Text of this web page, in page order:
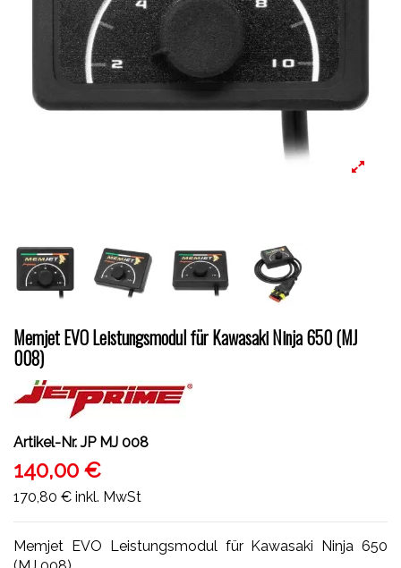
Memjet EVO Leistungsmodul für Kawasaki Ninja 650 (MJ
008)
Artikel-Nr. JP MJ 008
140,00 €
170,80 € inkl. MwSt
Memjet EVO Leistungsmodul für Kawasaki Ninja 650